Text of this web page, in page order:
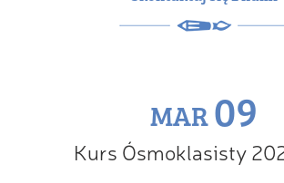
MAR09
Kurs Ósmoklasisty